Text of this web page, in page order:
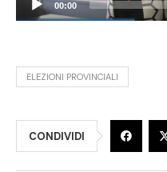
00:00
ELEZIONI PROVINCIALI
CONDIVIDI